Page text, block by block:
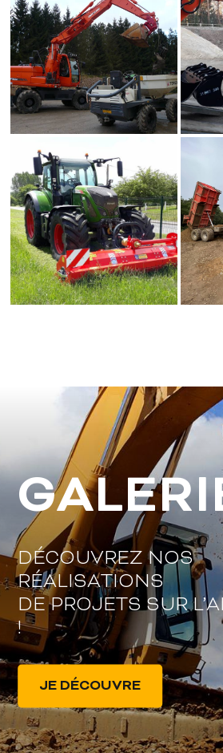
DÉCOUVREZ NOS
RÉALISATIONS
DE PROJETS SUR
!
JE DÉCOUVRE